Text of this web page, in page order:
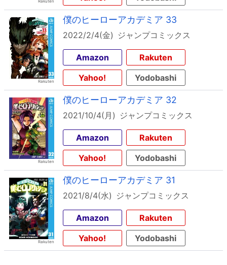
僕のヒーローアカデミア 33
2022/2/4(金) ジャンプコミックス
Amazon
Rakuten
Yahoo!
Yodobashi
僕のヒーローアカデミア 32
2021/10/4(月) ジャンプコミックス
Amazon
Rakuten
Yahoo!
Yodobashi
僕のヒーローアカデミア 31
2021/8/4(水) ジャンプコミックス
Amazon
Rakuten
Yahoo!
Yodobashi